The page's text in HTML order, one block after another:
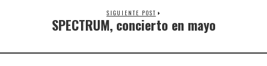
SIGUIENTE POST
SPECTRUM, concierto en mayo